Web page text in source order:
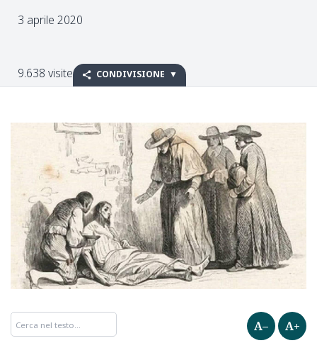
3 aprile 2020
9.638 visite CONDIVISIONE
A– A+